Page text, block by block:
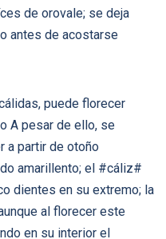
de orovale; se deja
antes de acostarse
puede florecer
A pesar de ello, se
a partir de otoño
amarillento; el #cáliz#
dientes en su extremo; la
al florecer este
en su interior el